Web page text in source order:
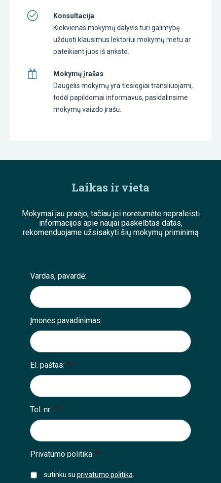
Konsultacija
Kiekvienas mokymų dalyvis turi galimybę
užduoti klausimus lektoriui mokymų metu ar
pateikiant juos iš anksto.
Mokymų įrašas
Daugelis mokymų yra tiesiogiai transliuojami,
todėl papildomai informavus, pasidalinsime
mokymų vaizdo įrašu.
Laikas ir vieta
Mokymai jau praėjo, tačiau jei norėtumėte nepraleisti
informacijos apie naujai paskelbtas datas,
rekomenduojame užsisakyti šių mokymų priminimą
;
Vardas, pavardė:
Įmonės pavadinimas:
El. paštas: *
Tel. nr.: *
Privatumo politika *
sutinku su privatumo politika